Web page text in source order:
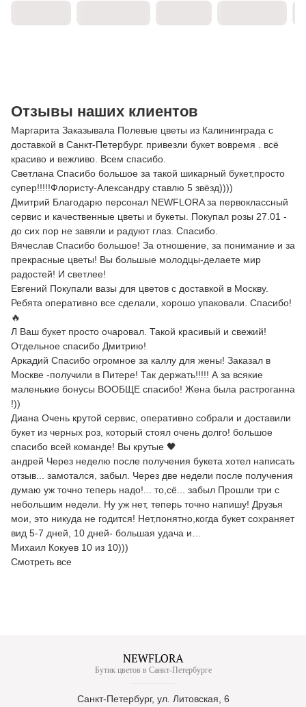
Отзывы наших клиентов
Маргарита Заказывала Полевые цветы из Калининграда с
доставкой в Санкт-Петербург. привезли букет вовремя . всё
красиво и вежливо. Всем спасибо.
Светлана Спасибо большое за такой шикарный букет,просто
супер!!!!!Флористу-Александру ставлю 5 звёзд))))
Дмитрий Благодарю персонал NEWFLORA за первоклассный
сервис и качественные цветы и букеты. Покупал розы 27.01 -
до сих пор не завяли и радуют глаз. Спасибо.
Вячеслав Спасибо большое! За отношение, за понимание и за
прекрасные цветы! Вы большые молодцы-делаете мир
радостей! И светлее!
Евгений Покупали вазы для цветов с доставкой в Москву.
Ребята оперативно все сделали, хорошо упаковали. Спасибо!
🔥
Л Ваш букет просто очаровал. Такой красивый и свежий!
Отдельное спасибо Дмитрию!
Аркадий Спасибо огромное за каллу для жены! Заказал в
Москве -получили в Питере! Так держать!!!!! А за всякие
маленькие бонусы ВООБЩЕ спасибо! Жена была растроганна
!))
Диана Очень крутой сервис, оперативно собрали и доставили
букет из черных роз, который стоял очень долго! большое
спасибо всей команде! Вы крутые 🖤
андрей Через неделю после получения букета хотел написать
отзыв... замотался, забыл. Через две недели после получения
думаю уж точно теперь надо!... то,сё... забыл Прошли три с
небольшим недели. Ну уж нет, теперь точно напишу! Друзья
мои, это никуда не годится! Нет,понятно,когда букет сохраняет
вид 5-7 дней, 10 дней- большая удача и…
Михаил Кокуев 10 из 10)))
Смотреть все
Бутик цветов в Санкт-Петербурге
Санкт-Петербург, ул. Литовская, 6